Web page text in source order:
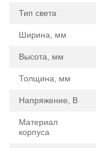
Тип света
Ширина, мм
Высота, мм
Толщина, мм
Напряжение, В
Материал
корпуса